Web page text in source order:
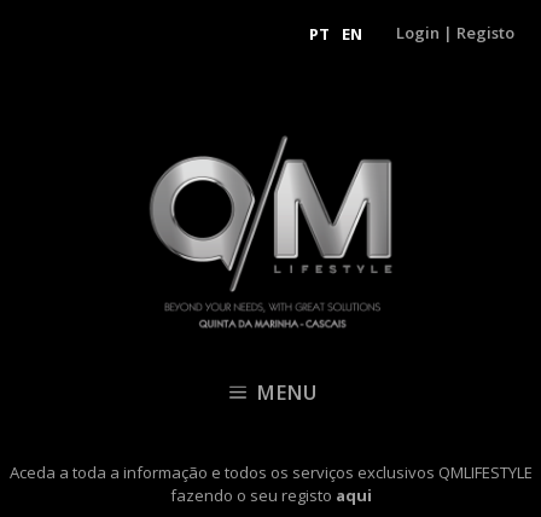
PT EN Login | Registo
MENU
Aceda a toda a informação e todos os serviços exclusivos QMLIFESTYLE
fazendo o seu registo aqui